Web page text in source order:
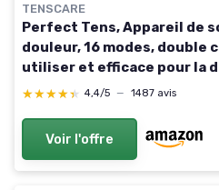
TENSCARE
Perfect Tens, Appareil de
douleur, 16 modes, double
utiliser et efficace pour la
Appareil de base
★★★★★
★★★★★ 4,4/5 — 1487 avis
Voir l'offre